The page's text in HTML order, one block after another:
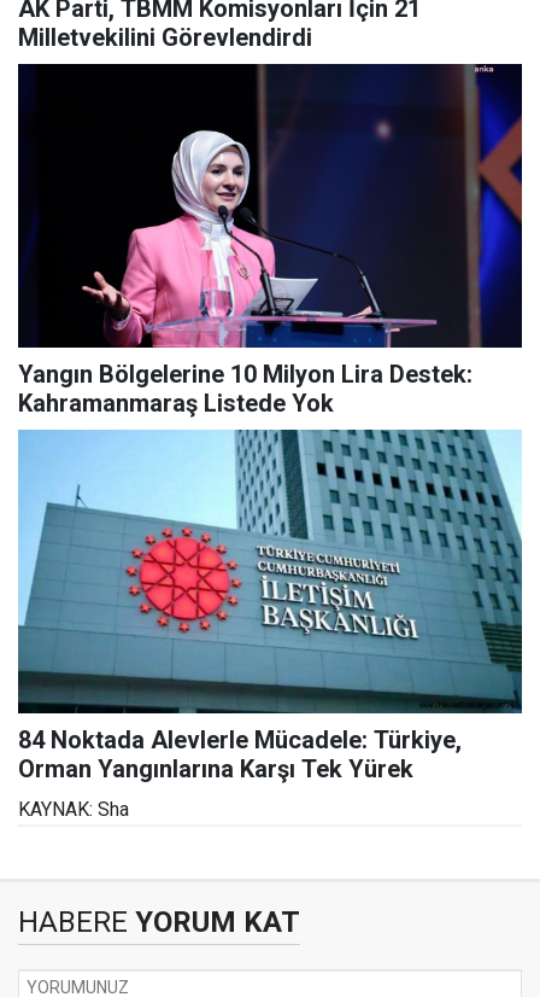
AK Parti, TBMM Komisyonları İçin 21
Milletvekilini Görevlendirdi
Yangın Bölgelerine 10 Milyon Lira Destek:
Kahramanmaraş Listede Yok
84 Noktada Alevlerle Mücadele: Türkiye,
Orman Yangınlarına Karşı Tek Yürek
KAYNAK: Sha
HABERE YORUM KAT